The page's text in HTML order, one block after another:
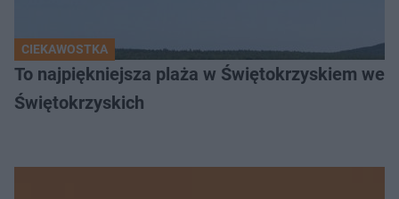
CIEKAWOSTKA
To najpiękniejsza plaża w Świętokrzyskiem
Świętokrzyskich